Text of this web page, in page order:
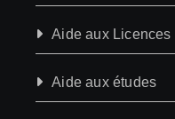
Aide aux Licences
Aide aux études